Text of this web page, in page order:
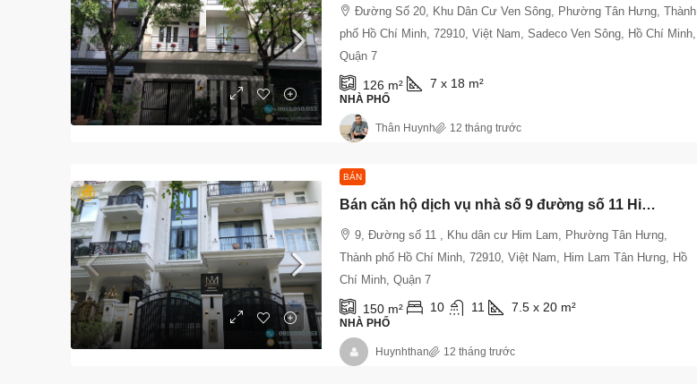
Đường Số 20, Khu Dân Cư Ven Sông, Phường Tân Hưng, Thành
phố Hồ Chí Minh, 72910, Việt Nam, Sadeco Ven Sông, Hồ Chí Minh,
Quận 7
126 m² 7 x 18 m²
NHÀ PHỐ
Thân Huynh 12 tháng trước
BÁN
Bán căn hộ dịch vụ nhà số 9 đường số 11 Him Lam Tân Hưng – DT đất 7.5x20m, giá 43 tỷ
9, Đường số 11 , Khu dân cư Him Lam, Phường Tân Hưng,
Thành phố Hồ Chí Minh, 72910, Việt Nam, Him Lam Tân Hưng, Hồ
Chí Minh, Quận 7
150 m² 10 11 7.5 x 20 m²
NHÀ PHỐ
Huynhthan 12 tháng trước